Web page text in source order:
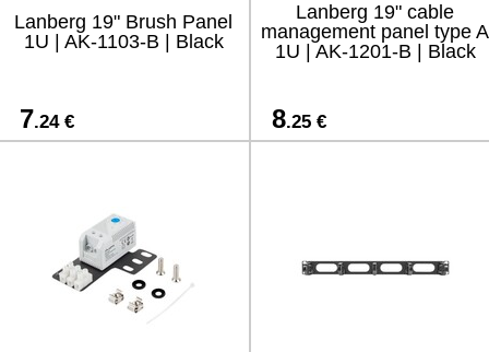
Lanberg 19" Brush Panel
1U | AK-1103-B | Black
7.24 €
Lanberg 19" cable
management panel type A
1U | AK-1201-B | Black
8.25 €